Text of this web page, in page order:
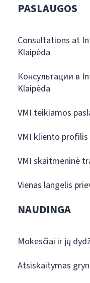
PASLAUGOS
Consultations at
Klaipėda
Консультации в
Klaipėda
VMI teikiamos
VMI kliento profilis
VMI skaitmeninė
Vienas langelis
NAUDINGA
Mokesčiai ir jų
Atsiskaitymas